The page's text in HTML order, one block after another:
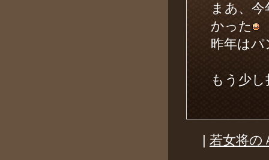
まあ、
かった
昨年は
もう少
| 若女将の